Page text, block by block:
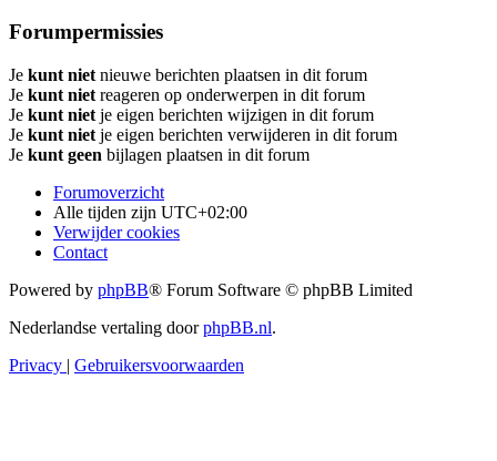
Forumpermissies
Je kunt niet nieuwe berichten plaatsen in dit forum
Je kunt niet reageren op onderwerpen in dit forum
Je kunt niet je eigen berichten wijzigen in dit forum
Je kunt niet je eigen berichten verwijderen in dit forum
Je kunt geen bijlagen plaatsen in dit forum
Forumoverzicht
Alle tijden zijn UTC+02:00
Verwijder cookies
Contact
Powered by phpBB® Forum Software © phpBB Limited
Nederlandse vertaling doorphpBB.nl.
Privacy | Gebruikersvoorwaarden